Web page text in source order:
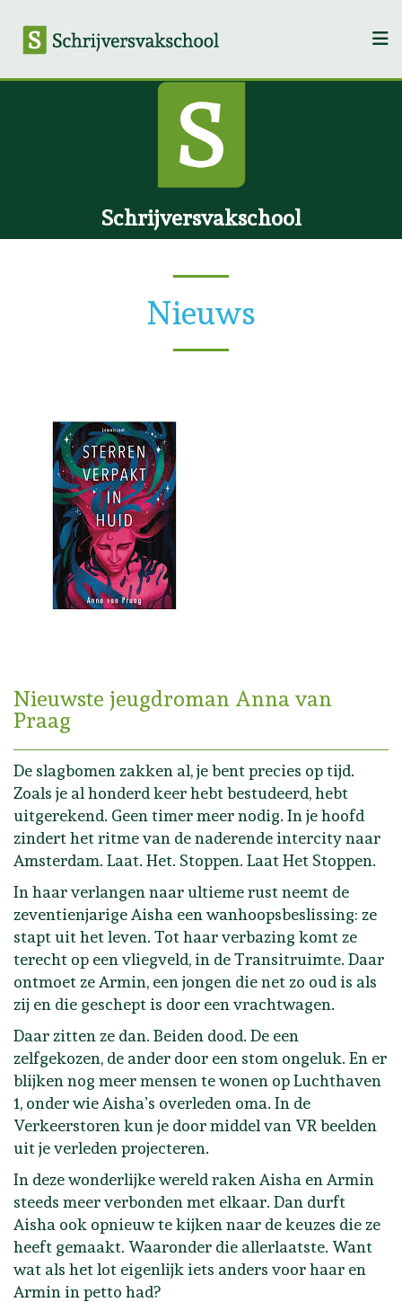
Schrijversvakschool
Nieuws
Nieuwste jeugdroman Anna van
Praag
De slagbomen zakken al, je bent precies op tijd.
Zoals je al honderd keer hebt bestudeerd, hebt
uitgerekend. Geen timer meer nodig. In je hoofd
zindert het ritme van de naderende intercity naar
Amsterdam. Laat. Het. Stoppen. Laat Het Stoppen.
In haar verlangen naar ultieme rust neemt de
zeventienjarige Aisha een wanhoopsbeslissing: ze
stapt uit het leven. Tot haar verbazing komt ze
terecht op een vliegveld, in de Transitruimte. Daar
ontmoet ze Armin, een jongen die net zo oud is als
zij en die geschept is door een vrachtwagen.
Daar zitten ze dan. Beiden dood. De een
zelfgekozen, de ander door een stom ongeluk. En er
blijken nog meer mensen te wonen op Luchthaven
1, onder wie Aisha’s overleden oma. In de
Verkeerstoren kun je door middel van VR beelden
uit je verleden projecteren.
In deze wonderlijke wereld raken Aisha en Armin
steeds meer verbonden met elkaar. Dan durft
Aisha ook opnieuw te kijken naar de keuzes die ze
heeft gemaakt. Waaronder die allerlaatste. Want
wat als het lot eigenlijk iets anders voor haar en
Armin in petto had?